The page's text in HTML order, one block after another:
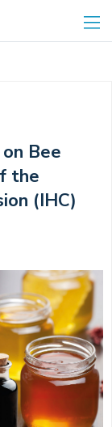
Bee
the
(IHC)